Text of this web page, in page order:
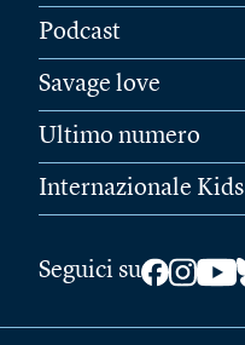
Podcast
Savage love
Ultimo numero
Internazionale Kids
Seguici su